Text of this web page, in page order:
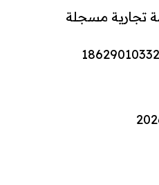
تجارية مسجلة